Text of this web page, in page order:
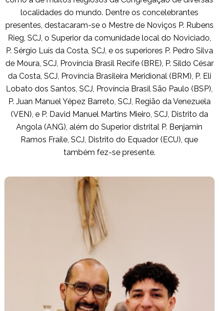
localidades do mundo. Dentre os concelebrantes
presentes, destacaram-se o Mestre de Noviços P. Rubens
Rieg, SCJ, o Superior da comunidade local do Noviciado,
P. Sérgio Luís da Costa, SCJ, e os superiores P. Pedro Silva
de Moura, SCJ, Província Brasil Recife (BRE), P. Sildo César
da Costa, SCJ, Província Brasileira Meridional (BRM), P. Eli
Lobato dos Santos, SCJ, Província Brasil São Paulo (BSP),
P. Juan Manuel Yépez Barreto, SCJ, Região da Venezuela
(VEN), e P. David Manuel Martins Mieiro, SCJ, Distrito da
Angola (ANG), além do Superior distrital P. Benjamin
Ramos Fraile, SCJ, Distrito do Equador (ECU), que
também fez-se presente.